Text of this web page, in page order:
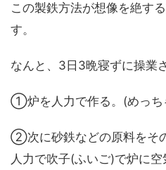
この製鉄方法が想像を絶す
す。
なんと、3日3晩寝ずに操業
①炉を人力で作る。(めっち
②次に砂鉄などの原料をそ
人力で吹子(ふいご)で炉に